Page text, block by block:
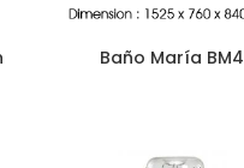
Baño María BM4